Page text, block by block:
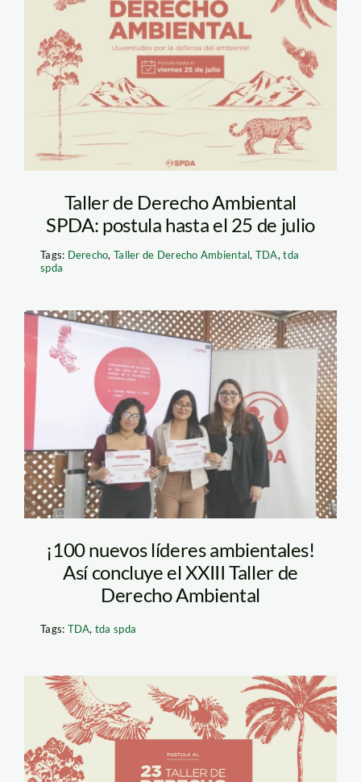
Flyer de convocatoria
del TDA
Taller de Derecho Ambiental
SPDA: postula hasta el 25 de julio
Tags: Derecho,Taller de Derecho Ambiental, TDA,tda
spda
ganadores TDA
¡100 nuevos líderes ambientales!
Así concluye el XXIII Taller de
Derecho Ambiental
Tags: TDA, tda spda
Taller de Derecho
Ambiental SPDA